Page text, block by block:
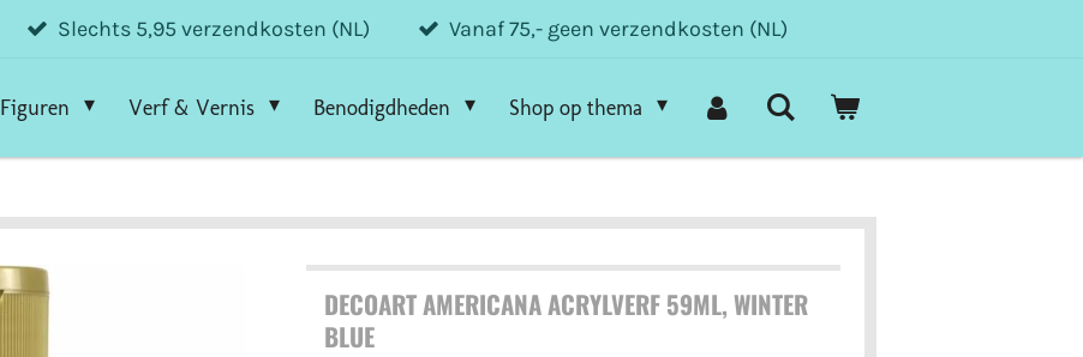
Slechts 5,95 verzendkosten (NL) Vanaf 75,- geen verzendkosten (NL)
Figuren Verf & Vernis Benodigdheden Shop op thema
DECOART AMERICANA ACRYLVERF 59ML, WINTER
BLUE